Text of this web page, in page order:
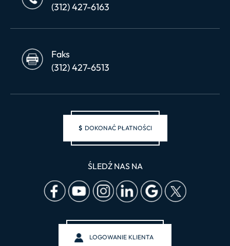
(312) 427-6163
Faks
(312) 427-6513
$ DOKONAĆ PŁATNOŚCI
ŚLEDŹ NAS NA
LOGOWANIE KLIENTA